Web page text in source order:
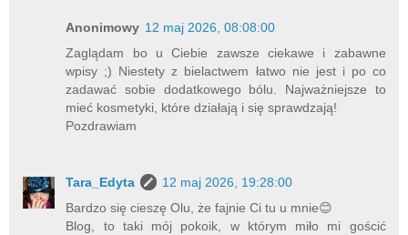
Anonimowy 12 maj 2026, 08:08:00
Zaglądam bo u Ciebie zawsze ciekawe i zabawne
wpisy ;) Niestety z bielactwem łatwo nie jest i po co
zadawać sobie dodatkowego bólu. Najważniejsze to
mieć kosmetyki, które działają i się sprawdzają!
Pozdrawiam
Tara_Edyta
12 maj 2026, 19:28:00
Bardzo się cieszę Olu, że fajnie Ci tu u mnie😊
Blog, to taki mój pokoik, w którym miło mi gościć